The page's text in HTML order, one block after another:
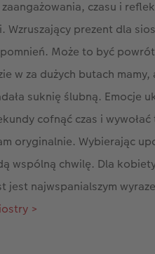
czasu i
Wzruszający prezent dla
Może to być
w za dużych butach
suknię ślubną. Emocje
cofnąć czas i
oryginalnie. Wybierając
wspólną chwilę. Dla
najwspanialszym
>